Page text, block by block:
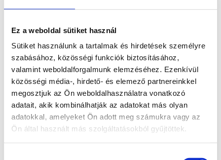
Ez a weboldal sütiket használ
Sütiket használunk a tartalmak és hirdetések személyre
szabásához, közösségi funkciók biztosításához,
valamint weboldalforgalmunk elemzéséhez. Ezenkívül
közösségi média-, hirdető- és elemező partnereinkkel
megosztjuk az Ön weboldalhasználatra vonatkozó
adatait, akik kombinálhatják az adatokat más olyan
adatokkal, amelyeket Ön adott meg számukra vagy az
Ön által használt más szolgáltatásokból gyűjtöttek.